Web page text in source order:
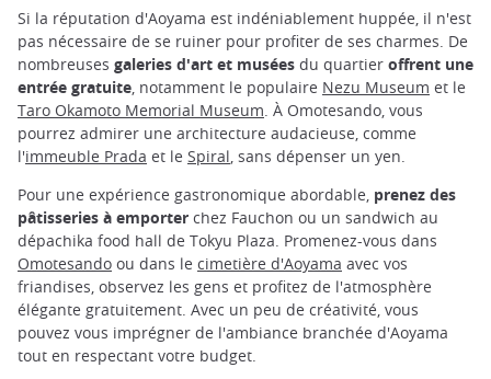
Si la réputation d'Aoyama est indéniablement huppée, il n'est
pas nécessaire de se ruiner pour profiter de ses charmes. De
nombreuses galeries d'art et musées du quartier offrent une
entrée gratuite, notamment le populaire Nezu Museum et le
Taro Okamoto Memorial Museum. À Omotesando, vous
pourrez admirer une architecture audacieuse, comme
l'immeuble Prada et le Spiral, sans dépenser un yen.
Pour une expérience gastronomique abordable, prenez des
pâtisseries à emporter chez Fauchon ou un sandwich au
dépachika food hall de Tokyu Plaza. Promenez-vous dans
Omotesando ou dans le cimetière d'Aoyama avec vos
friandises, observez les gens et profitez de l'atmosphère
élégante gratuitement. Avec un peu de créativité, vous
pouvez vous imprégner de l'ambiance branchée d'Aoyama
tout en respectant votre budget.